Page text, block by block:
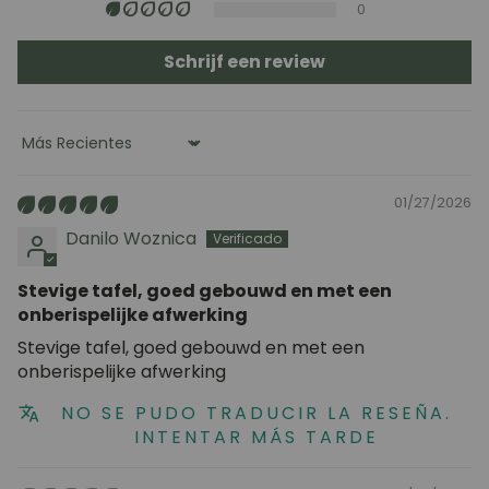
textiel (eerst testen op een onopvallende plek).
0
Schrijf een review
Sort by
01/27/2026
Danilo Woznica
Stevige tafel, goed gebouwd en met een
onberispelijke afwerking
Stevige tafel, goed gebouwd en met een
onberispelijke afwerking
NO SE PUDO TRADUCIR LA RESEÑA.
INTENTAR MÁS TARDE